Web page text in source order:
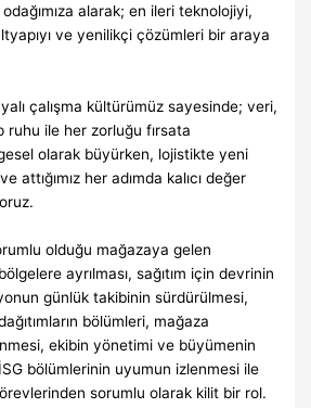
alarak; en ileri teknolojiyi,
ve yenilikçi çözümleri bir araya
çalışma kültürümüz sayesinde; veri,
ile her zorluğu fırsata
olarak büyürken, lojistikte yeni
attığımız her adımda kalıcı değer
olduğu mağazaya gelen
ayrılması, sağıtım için devrinin
günlük takibinin sürdürülmesi,
bölümleri, mağaza
ekibin yönetimi ve büyümenin
bölümlerinin uyumun izlenmesi ile
sorumlu olarak kilit bir rol.